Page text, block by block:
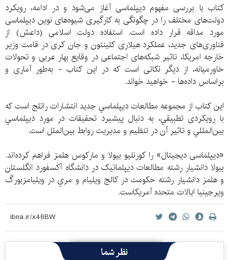
کتاب با بررسی مفهوم دیپلماسی آغاز می‌شود و در ادامه، رویکرد
دولت‌های مختلف را در چگونگی به کارگیری شیوه‌های نوین دیپلماسی
مورد مداقه قرار داده است. استفاده دولت اسلامی (داعش) از
فناوری‌های جدید، عملکرد هیلاری کلینتون و جان کری در قامت وزیر
خارجه امریکا، تاثیر شبکه‌های اجتماعی در وقایع بهار عربی و تحولات
خاورمیانه، از دیگر نکاتی است که در این کتاب - به‌طور آماری و
براساس داده‌ها - خواهید خواند.
این کتاب از مجموعه مطالعات ديپلماسي جديد انتشارات راتلج است که
با رويکردی تطبيقي، به دنبال پيشبرد تحقيقات در مورد ديپلماسي
بين‌المللي و تاثیر آن در تنظیم و مدیریت روابط بين‌الملل است.
«دیپلماسی دیجیتال» را کورنلیو بیولا و مارکوس هلمز فراهم کرده‌اند.
بيولا دانشيار رشته مطالعات ديپلماتيک در دانشگاه آکسفورد انگلستان
و هلمز دانشيار رشته حکومت در کالج ويليام و مري در ويليامزبورگ
ويرجينيا ايالات متحده آمريکاست.
نظر شما